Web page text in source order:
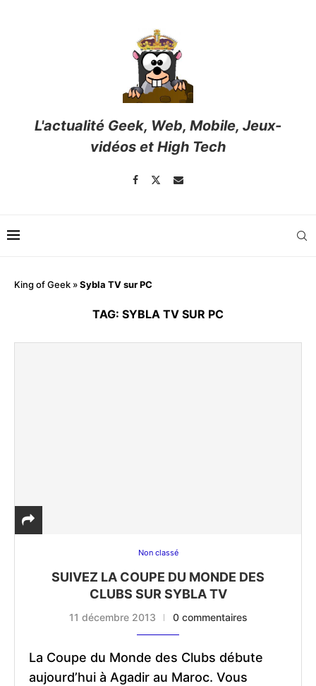
L'actualité Geek, Web, Mobile, Jeux-
vidéos et High Tech
King of Geek »Sybla TV sur PC
TAG: SYBLA TV SUR PC
Non classé
SUIVEZ LA COUPE DU MONDE DES
CLUBS SUR SYBLA TV
11 décembre 2013 0 commentaires
La Coupe du Monde des Clubs débute
aujourd’hui à Agadir au Maroc. Vous